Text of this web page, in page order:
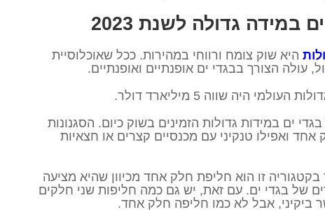
גדולה לשנת 2023
היא שוק צומח ורווחי במהירות. ככל שאוכלוסיית
עולה הצורך בבגדי ים אופנתיים ואופנתיים.
ים במידות גדולות הזמינים בשוק כיום. הסגנונות
אחד ואפילו טנקיני עם מכנסיים קצרים או חצאיות
בקטגוריה זו הוא חליפת חלק אחד מכיוון שהיא מציעה
של בגדי ים. עם זאת, יש גם כמה חליפות שני חלקים
ביקיני, אבל לא כמו חליפה חלק אחד.